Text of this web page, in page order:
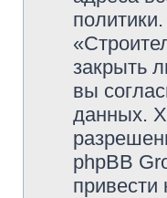
закрыть
вы
данных.
phpBB
привести